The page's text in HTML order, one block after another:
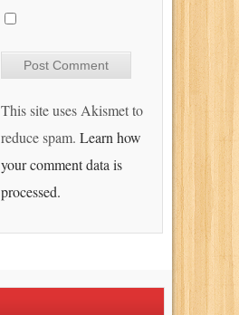
This site uses Akismet to
reduce spam. Learn how
your comment data is
processed.